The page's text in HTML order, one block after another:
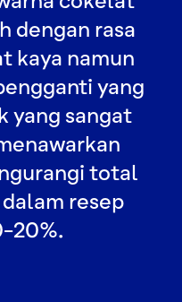
dengan rasa
kaya namun
yang
yang sangat
total
resep
20%.